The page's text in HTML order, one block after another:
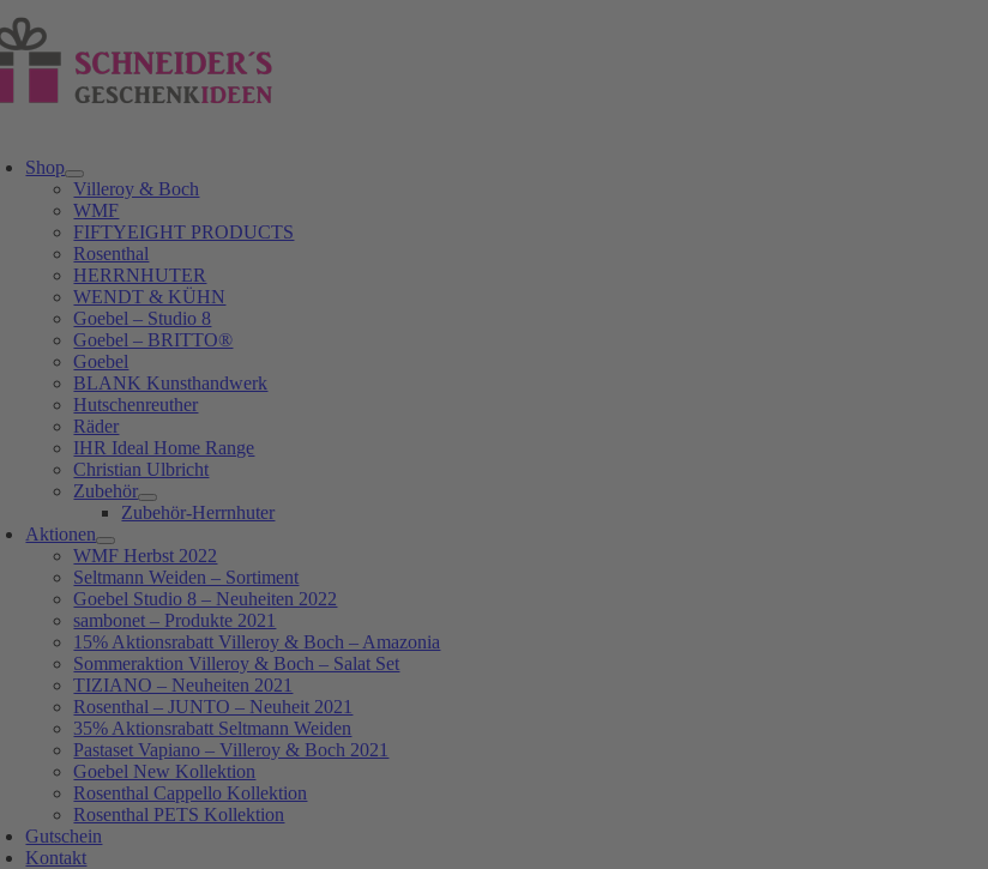
Zum
Inhalt
springen
Shop
Villeroy & Boch
WMF
FIFTYEIGHT PRODUCTS
Rosenthal
HERRNHUTER
WENDT & KÜHN
Goebel – Studio 8
Goebel – BRITTO®
Goebel
BLANK Kunsthandwerk
Hutschenreuther
Räder
IHR Ideal Home Range
Christian Ulbricht
Zubehör
Zubehör-Herrnhuter
Aktionen
WMF Herbst 2022
Seltmann Weiden – Sortiment
Goebel Studio 8 – Neuheiten 2022
sambonet – Produkte 2021
15% Aktionsrabatt Villeroy & Boch – Amazonia
Sommeraktion Villeroy & Boch – Salat Set
TIZIANO – Neuheiten 2021
Rosenthal – JUNTO – Neuheit 2021
35% Aktionsrabatt Seltmann Weiden
Pastaset Vapiano – Villeroy & Boch 2021
Goebel New Kollektion
Rosenthal Cappello Kollektion
Rosenthal PETS Kollektion
Gutschein
Kontakt